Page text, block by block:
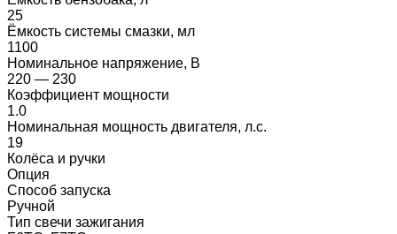
25
Ёмкость системы смазки, мл
1100
Номинальное напряжение, В
220 — 230
Коэффициент мощности
1.0
Номинальная мощность двигателя, л.с.
19
Колёса и ручки
Опция
Способ запуска
Ручной
Тип свечи зажигания